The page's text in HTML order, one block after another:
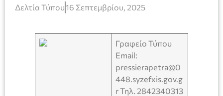
Δελτία Τύπου16 Σεπτεμβρίου, 2025
Γραφείο Τύπου
Email:
pressierapetra@0
448.syzefxis.gov.g
r Τηλ. 2842340313